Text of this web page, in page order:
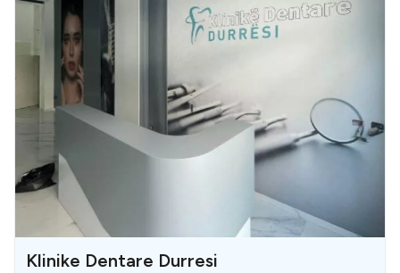
Klinike Dentare Durresi